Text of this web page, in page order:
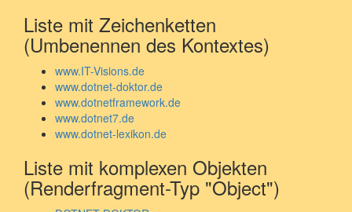
Liste mit Zeichenketten
(Umbenennen des Kontextes)
www.IT-Visions.de
www.dotnet-doktor.de
www.dotnetframework.de
www.dotnet7.de
www.dotnet-lexikon.de
Liste mit komplexen Objekten
(Renderfragment-Typ "Object")